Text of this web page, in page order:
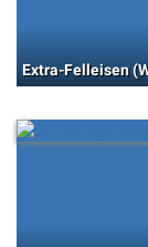
Extra-Felleisen